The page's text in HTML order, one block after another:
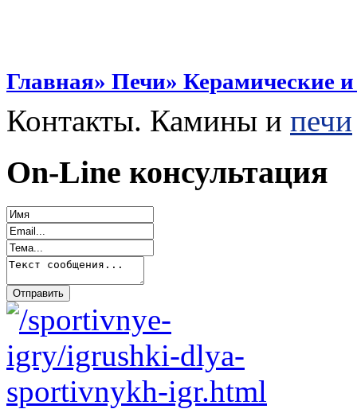
Главная» Печи» Керамические
Контакты. Камины и печи
On-Line консультация